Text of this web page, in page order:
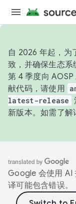
自 2026 年起，为
致，并确保生态系
第 4 季度向
献代码，请使用
latest-release
新版本。如需了解
Google 会使用 AI
译可能包含错误。